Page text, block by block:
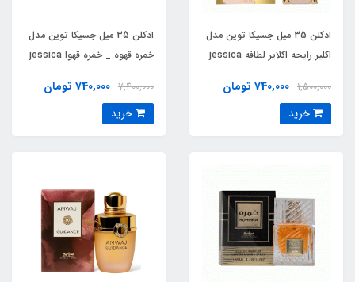
ادکلن 35 میل جسیکا توین مدل
اکلیر رایحه اکلایر لطافه jessica
1,500,000 740,000 تومان
ادکلن 35 میل جسیکا توین مدل
خمره قهوه _ خمره قهوا jessica
7,400,000 740,000 تومان